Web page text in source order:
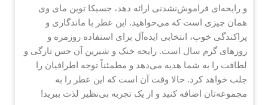
و رایحه‌ای فراموش‌نشدنی ارائه دهد، جسیکا توین مای وی
همان چیزی است که می‌خواهید. این عطر با ماندگاری و
پراکندگی خوب، انتخابی ایده‌آل برای استفاده روزمره و
روزهای گرم سال است. رایحه خنک و شیرین آن حس تازگی و
لطافت را به شما هدیه می‌دهد و مطمئناً توجه اطرافیان را
جلب خواهد کرد. حالا وقت آن است که این عطر را به
مجموعه‌تان اضافه کنید و از یک تجربه بی‌نظیر لذت ببرید!